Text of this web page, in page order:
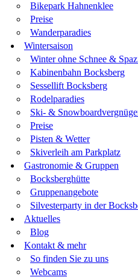
Bikepark Hahnenklee
Preise
Wanderparadies
Wintersaison
Winter ohne Schnee &
Kabinenbahn Bocksberg
Sessellift Bocksberg
Rodelparadies
Ski- &
Preise
Pisten & Wetter
Skiverleih am Parkplatz
Gastronomie & Gruppen
Bocksberghütte
Gruppenangebote
Silvesterparty in der
Aktuelles
Blog
Kontakt & mehr
So finden Sie zu uns
Webcams